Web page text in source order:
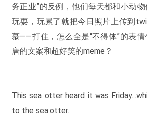
务正业”的反例，他们每天都和小动
玩耍，玩累了就把今日照片上传到
慕——打住，怎么全是“不得体”的表
唐的文案和超好笑的meme？
This sea otter heard it was
to the sea otter.